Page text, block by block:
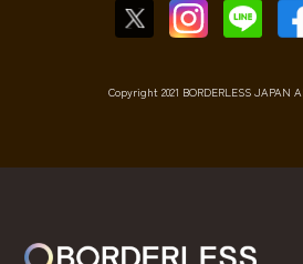
Copyright 2021 BORDERLESS JAPAN